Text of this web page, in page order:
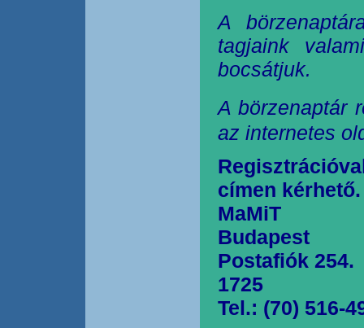
A
tagjaink
bocsátjuk.
A börzenaptár
az internetes
címen kérhető.
MaMiT
Budapest
Postafiók 254.
1725
Tel.: (70) 516-